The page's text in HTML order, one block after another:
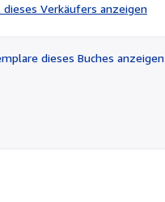
5
Sternen
Verkäufers anzeigen
dieses Buches anzeigen